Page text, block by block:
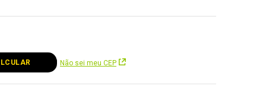
Não sei meu CEP